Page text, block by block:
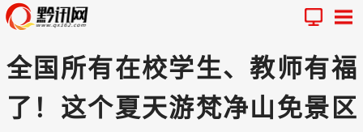
全国所有在校学生、教师有福
了！这个夏天游梵净山免景区